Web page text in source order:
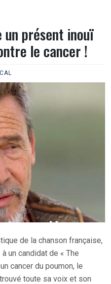
présent inouï
le cancer !
de la chanson française,
un candidat de « The
cancer du poumon, le
toute sa voix et son